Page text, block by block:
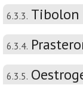
6.3.3. Tibolon
6.3.4.
6.3.5.